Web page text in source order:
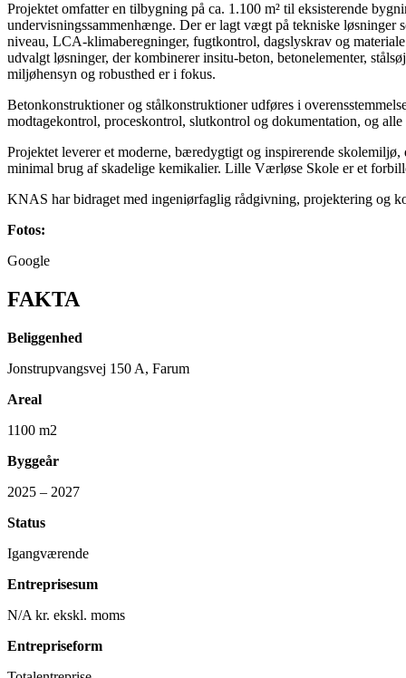
Projektet omfatter en tilbygning på ca. 1.100 m² til eksisterende
undervisningssammenhænge. Der er lagt vægt på tekniske
niveau, LCA-klimaberegninger, fugtkontrol, dagslyskrav og
udvalgt løsninger, der kombinerer insitu-beton, betonelementer,
miljøhensyn og robusthed er i fokus.
Betonkonstruktioner og stålkonstruktioner udføres i
modtagekontrol, proceskontrol, slutkontrol og dokumentation, og
Projektet leverer et moderne, bæredygtigt og inspirerende
minimal brug af skadelige kemikalier. Lille Værløse Skole er et
KNAS har bidraget med ingeniørfaglig rådgivning, projektering og
Fotos:
Google
FAKTA
Beliggenhed
Jonstrupvangsvej 150 A, Farum
Areal
1100 m2
Byggeår
2025 – 2027
Status
Igangværende
Entreprisesum
N/A kr. ekskl. moms
Entrepriseform